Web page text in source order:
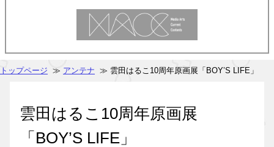
トップページ ≫ アンテナ ≫ 雲田はるこ10周年原画展「BOY’S LIFE」
雲田はるこ10周年原画展
「BOY’S LIFE」